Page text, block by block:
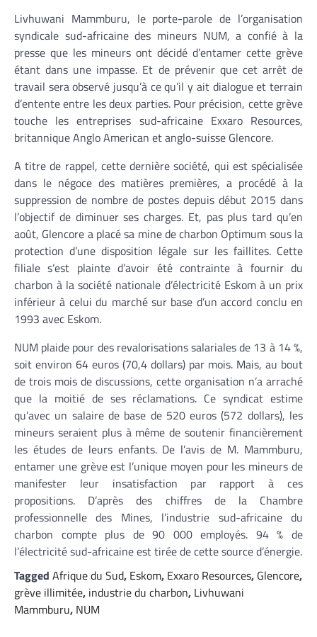
Livhuwani Mammburu, le porte-parole de l’organisation
syndicale sud-africaine des mineurs NUM, a confié à la
presse que les mineurs ont décidé d’entamer cette grève
étant dans une impasse. Et de prévenir que cet arrêt de
travail sera observé jusqu’à ce qu’il y ait dialogue et terrain
d’entente entre les deux parties. Pour précision, cette grève
touche les entreprises sud-africaine Exxaro Resources,
britannique Anglo American et anglo-suisse Glencore.
A titre de rappel, cette dernière société, qui est spécialisée
dans le négoce des matières premières, a procédé à la
suppression de nombre de postes depuis début 2015 dans
l’objectif de diminuer ses charges. Et, pas plus tard qu’en
août, Glencore a placé sa mine de charbon Optimum sous la
protection d’une disposition légale sur les faillites. Cette
filiale s’est plainte d’avoir été contrainte à fournir du
charbon à la société nationale d’électricité Eskom à un prix
inférieur à celui du marché sur base d’un accord conclu en
1993 avec Eskom.
NUM plaide pour des revalorisations salariales de 13 à 14 %,
soit environ 64 euros (70,4 dollars) par mois. Mais, au bout
de trois mois de discussions, cette organisation n’a arraché
que la moitié de ses réclamations. Ce syndicat estime
qu’avec un salaire de base de 520 euros (572 dollars), les
mineurs seraient plus à même de soutenir financièrement
les études de leurs enfants. De l’avis de M. Mammburu,
entamer une grève est l’unique moyen pour les mineurs de
manifester leur insatisfaction par rapport à ces
propositions. D’après des chiffres de la Chambre
professionnelle des Mines, l’industrie sud-africaine du
charbon compte plus de 90 000 employés. 94 % de
l’électricité sud-africaine est tirée de cette source d’énergie.
Tagged Afrique du Sud, Eskom, Exxaro Resources, Glencore,
grève illimitée, industrie du charbon, Livhuwani
Mammburu, NUM